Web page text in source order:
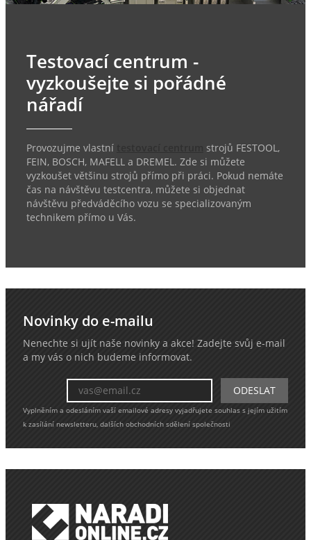
Testovací centrum -
vyzkoušejte si pořádné
nářadí
Provozujme vlastní
strojů FESTOOL,
FEIN, BOSCH, MAFELL a DREMEL. Zde si můžete
vyzkoušet většinu strojů přímo při práci. Pokud nemáte
čas na návštěvu testcentra, můžete si objednat
návštěvu předváděcího vozu se specializovaným
technikem přímo u Vás.
Novinky do e-mailu
Nenechte si ujít naše novinky a akce! Zadejte svůj e-mail
a my vás o nich budeme informovat.
Vyplněním a odesláním vaší emailové adresy vyjadřujete souhlas s jejím užitím
k zasílání newsletteru, dalších obchodních sdělení společnosti